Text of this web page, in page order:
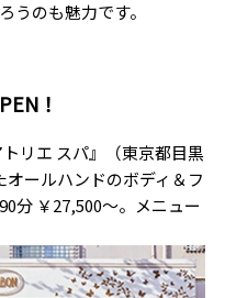
うのも魅力です。
！
リエ スパ』（東京都目黒
ールハンドのボディ＆フ
分 ￥27,500〜。メニュー